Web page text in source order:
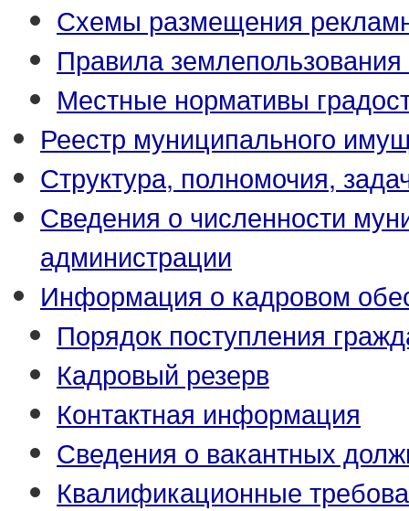
Схемы размещения
Правила землепользования
Местные нормативы
Реестр муниципального
Структура, полномочия,
Сведения о численности
администрации
Информация о кадровом
Порядок поступления
Кадровый резерв
Контактная информация
Сведения о вакантных
Квалификационные